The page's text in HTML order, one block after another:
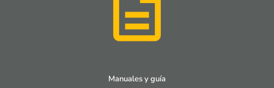
Manuales y guía